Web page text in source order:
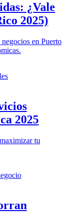
¿Vale
2025)
en Puerto
2025
tu